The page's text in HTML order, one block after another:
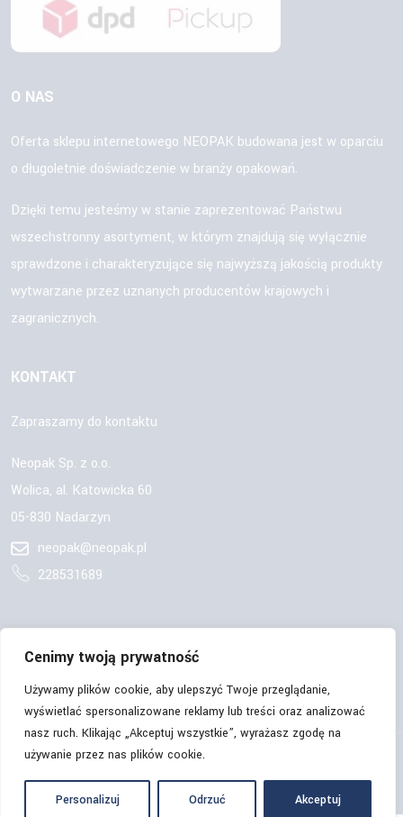
Cenimy twoją prywatność
Używamy plików cookie, aby ulepszyć Twoje przeglądanie,
wyświetlać spersonalizowane reklamy lub treści oraz analizować
nasz ruch. Klikając „Akceptuj wszystkie”, wyrażasz zgodę na
używanie przez nas plików cookie.
Personalizuj Odrzuć Akceptuj
O NAS
Oferta sklepu internetowego NEOPAK budowana jest w oparciu
o długoletnie doświadczenie w branży opakowań.
Dzięki temu jesteśmy w stanie zaprezentować Państwu
wszechstronny asortyment, w którym znajdują się wyłącznie
sprawdzone i charakteryzujące się najwyższą jakością produkty
wytwarzane przez uznanych producentów krajowych i
zagranicznych.
KONTAKT
Zapraszamy do kontaktu
Neopak Sp. z o.o.
Wolica, al. Katowicka 60
05-830 Nadarzyn
neopak@neopak.pl
228531689
OBSERWUJ NAS:
© Copyrights 2026 | Neopak Sp. z o.o. | Wszelkie prawa
zastrzeżone.